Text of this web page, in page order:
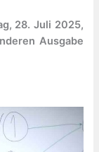
28. Juli 2025,
Ausgabe